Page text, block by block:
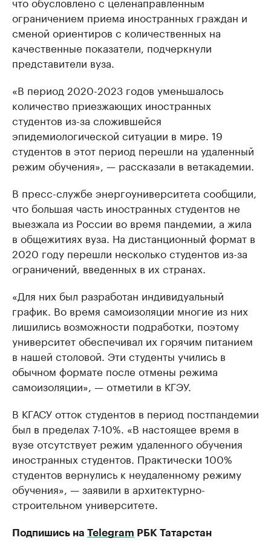
ограничением приема иностранных граждан и
сменой ориентиров с количественных на
качественные показатели, подчеркнули
представители вуза.
«В период 2020-2023 годов уменьшалось
количество приезжающих иностранных
студентов из-за сложившейся
эпидемиологической ситуации в мире. 19
студентов в этот период перешли на удаленный
режим обучения», — рассказали в ветакадемии.
В пресс-службе энергоуниверситета сообщили,
что большая часть иностранных студентов не
выезжала из России во время пандемии, а жила
в общежитиях вуза. На дистанционный формат в
2020 году перешли несколько студентов из-за
ограничений, введенных в их странах.
«Для них был разработан индивидуальный
график. Во время самоизоляции многие из них
лишились возможности подработки, поэтому
университет обеспечивал их горячим питанием
в нашей столовой. Эти студенты учились в
обычном формате после отмены режима
самоизоляции», — отметили в КГЭУ.
В КГАСУ отток студентов в период постпандемии
был в пределах 7-10%. «В настоящее время в
вузе отсутствует режим удаленного обучения
иностранных студентов. Практически 100%
студентов вернулись к неудаленному режиму
обучения», — заявили в архитектурно-
строительном университете.
Подпишись на Telegram РБК Татарстан